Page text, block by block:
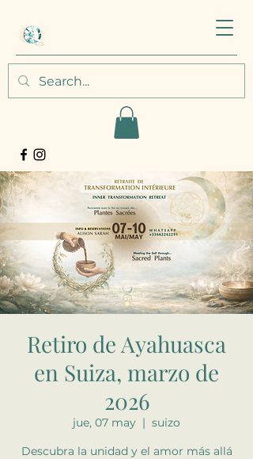
Retiro de Ayahuasca
en Suiza, marzo de
2026
jue, 07 may
  |
suizo
Descubra la unidad y el amor más allá